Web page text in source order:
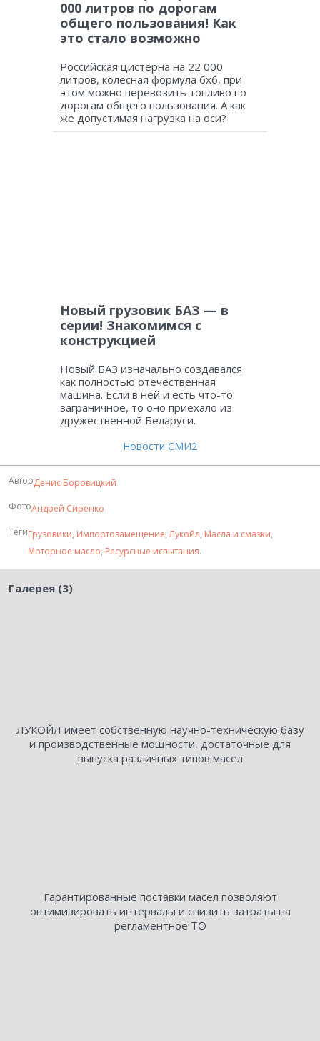
000 литров по дорогам
общего пользования! Как
это стало возможно
Российская цистерна на 22 000
литров, колесная формула 6х6, при
этом можно перевозить топливо по
дорогам общего пользования. А как
же допустимая нагрузка на оси?
Новый грузовик БАЗ — в
серии! Знакомимся с
конструкцией
Новый БАЗ изначально создавался
как полностью отечественная
машина. Если в ней и есть что-то
заграничное, то оно приехало из
дружественной Беларуси.
Новости СМИ2
АвторДенис Боровицкий
ФотоАндрей Сиренко
ТегиГрузовики, Импортозамещение,Лукойл, Масла и смазки,
Моторное масло, Ресурсные испытания.
Галерея (3)
ЛУКОЙЛ имеет собственную научно-техническую базу
и производственные мощности, достаточные для
выпуска различных типов масел
Гарантированные поставки масел позволяют
оптимизировать интервалы и снизить затраты на
регламентное ТО